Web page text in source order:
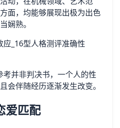
面，均能够展现出极为出色
娴熟。
并非判决书，一个人的性
会伴随经历逐渐发生改变。
爱匹配